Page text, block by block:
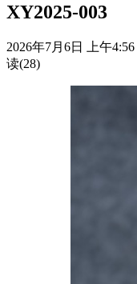
XY2025-003
2026年7月6日 上午4:56
读(28)